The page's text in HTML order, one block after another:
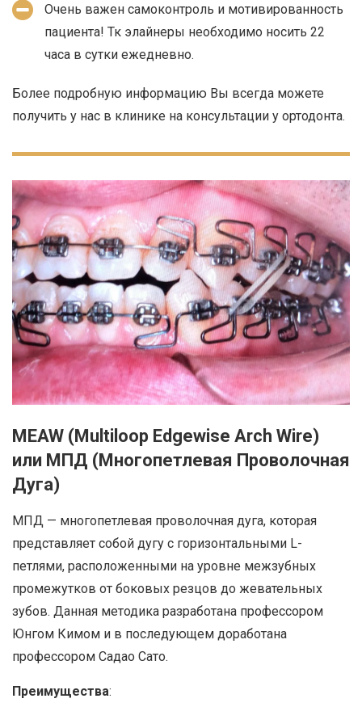
Очень важен самоконтроль и мотивированность
пациента! Тк элайнеры необходимо носить 22
часа в сутки ежедневно.
Более подробную информацию Вы всегда можете
получить у нас в клинике на консультации у ортодонта.
MEAW (Multiloop Edgewise Arch Wire)
или МПД (Многопетлевая Проволочная
Дуга)
МПД — многопетлевая проволочная дуга, которая
представляет собой дугу с горизонтальными L-
петлями, расположенными на уровне межзубных
промежутков от боковых резцов до жевательных
зубов. Данная методика разработана профессором
Юнгом Кимом и в последующем доработана
профессором Садао Сато.
Преимущества: